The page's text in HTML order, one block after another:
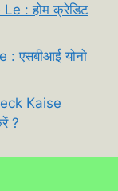
: होम क्रेडिट
एसबीआई योनो
Kaise
?